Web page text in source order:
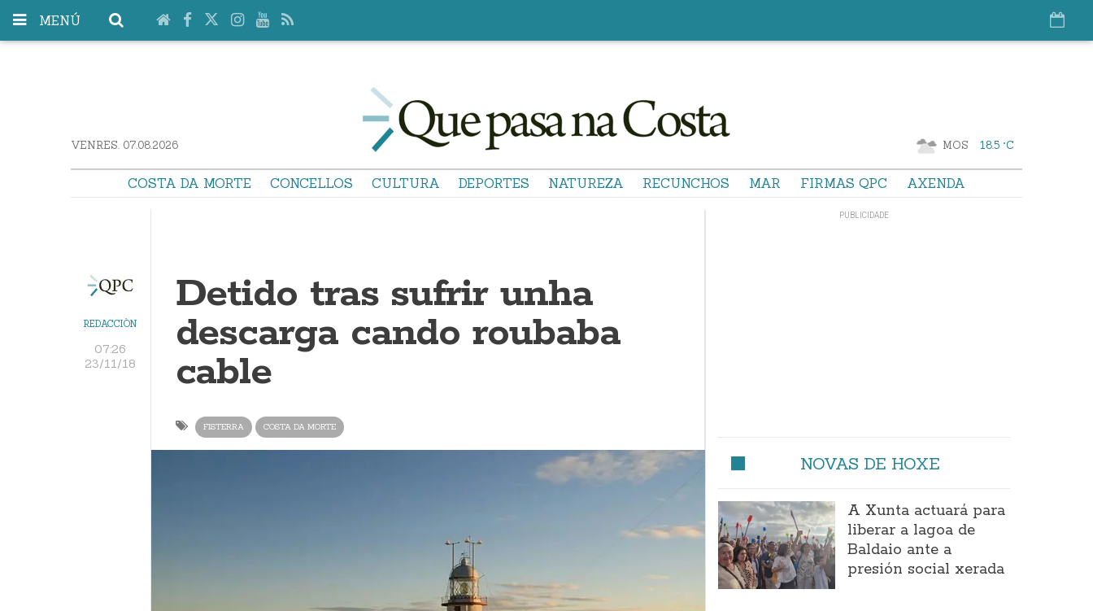
MENÚ
VENRES. 07.08.2026 MOS 18.5 °C
COSTA DA MORTE CONCELLOS CULTURA DEPORTES NATUREZA RECUNCHOS MAR FIRMAS QPC AXENDA
REDACCIÓN
07:26
23/11/18
Detido tras sufrir unha
descarga cando roubaba
cable
FISTERRA COSTA DA MORTE
NOVAS DE HOXE
A Xunta actuará para
liberar a lagoa de
Baldaio ante a
presión social xerada